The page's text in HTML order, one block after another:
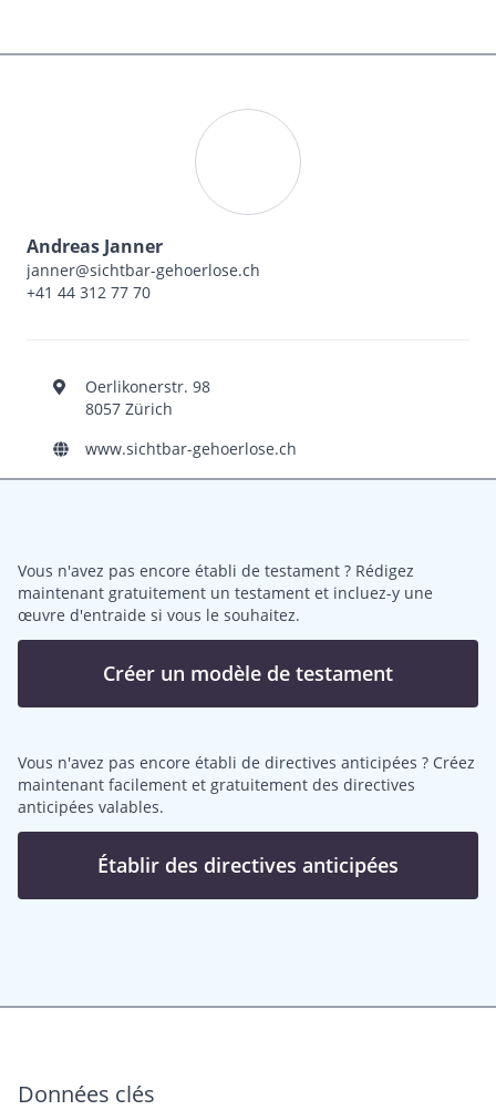
Andreas Janner
janner@sichtbar-gehoerlose.ch
+41 44 312 77 70
Oerlikonerstr. 98
8057 Zürich
www.sichtbar-gehoerlose.ch
Vous n'avez pas encore établi de testament ? Rédigez
maintenant gratuitement un testament et incluez-y une
œuvre d'entraide si vous le souhaitez.
Créer un modèle de testament
Vous n'avez pas encore établi de directives anticipées ? Créez
maintenant facilement et gratuitement des directives
anticipées valables.
Établir des directives anticipées
Données clés